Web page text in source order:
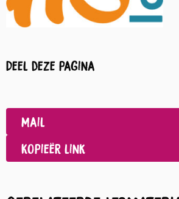
Deel deze pagina
Facebook
LinkedIn
Mail
Kopieër link